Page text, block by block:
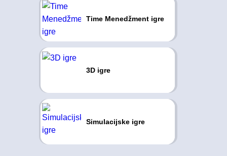
Time Menedžment igre
3D igre
Simulacijske igre